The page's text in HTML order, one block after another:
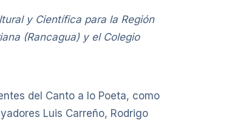
y Científica para la Región
(Rancagua) y el Colegio
del Canto a lo Poeta, como
Luis Carreño, Rodrigo